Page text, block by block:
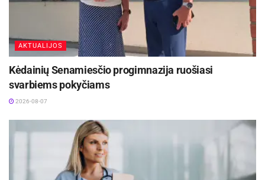
dūmų detektorius gali išgelbėti ne tik artimųjų
gyvybes, bet turtą.
Šaltinis: Anykščių rajono savivaldybė
AKTUALIJOS
Kėdainių Senamiesčio progimnazija ruošiasi
svarbiems pokyčiams
2026-08-07